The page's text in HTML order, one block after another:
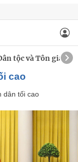
tộc và Tôn giáo
cao
dân tối cao